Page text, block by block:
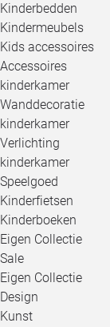
Kinderbedden
Kindermeubels
Kids accessoires
Accessoires
kinderkamer
Wanddecoratie
kinderkamer
Verlichting
kinderkamer
Speelgoed
Kinderfietsen
Kinderboeken
Eigen Collectie
Sale
Eigen Collectie
Design
Kunst